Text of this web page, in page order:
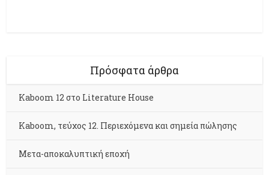
Πρόσφατα άρθρα
Kaboom 12 στο Literature House
Kaboom, τεύχος 12. Περιεχόμενα και σημεία πώλησης
Μετα-αποκαλυπτική εποχή